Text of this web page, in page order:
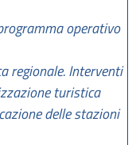
operativo
regionale. Interventi
turistica
delle stazioni